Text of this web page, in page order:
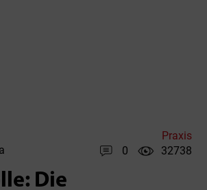
Praxis
0 32738
Die